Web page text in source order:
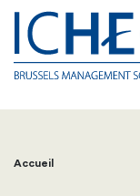
Fil
Accueil